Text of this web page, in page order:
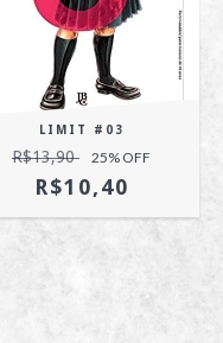
LIMIT #03
R$13,90 25% OFF
R$10,40